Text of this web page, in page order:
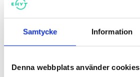
Samtycke Information
Denna webbplats använder cookies
Rusmedelsfostran för andra